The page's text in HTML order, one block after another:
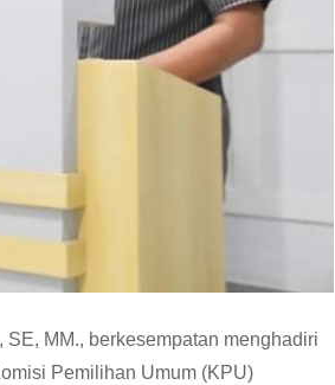
MM., berkesempatan menghadiri
Pemilihan Umum (KPU)